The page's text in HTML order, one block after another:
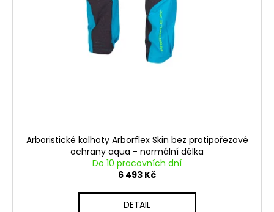
Arboristické kalhoty Arborflex Skin bez protipořezové
ochrany aqua - normální délka
Do 10 pracovních dní
6 493 Kč
DETAIL